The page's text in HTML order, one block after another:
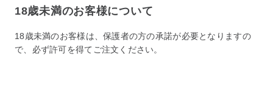
18歳未満のお客様について
18歳未満のお客様は、保護者の方の承諾が必要となりますの
で、必ず許可を得てご注文ください。